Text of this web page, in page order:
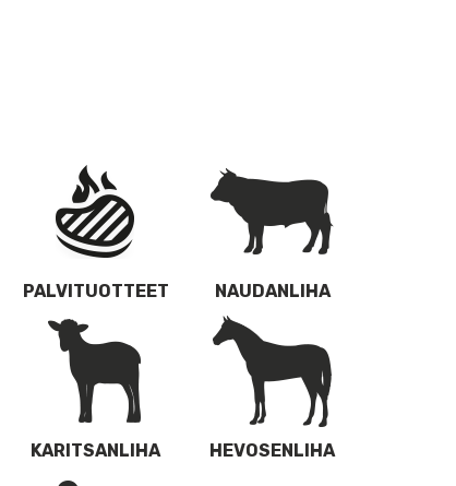
PALVITUOTTEET NAUDANLIHA
KARITSANLIHA HEVOSENLIHA